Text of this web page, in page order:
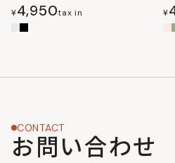
¥4,950tax in ¥
CONTACT
お問い合わせ